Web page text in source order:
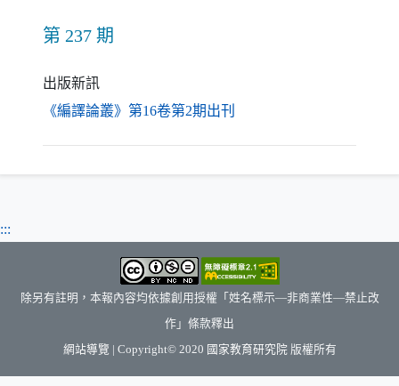
第 237 期
出版新訊
《編譯論叢》第16卷第2期出刊
:::
除另有註明，本報內容均依據創用授權「姓名標示—非商業性—禁止改
作」條款釋出
網站導覽 | Copyright© 2020 國家教育研究院（另開新視窗）
版權所有